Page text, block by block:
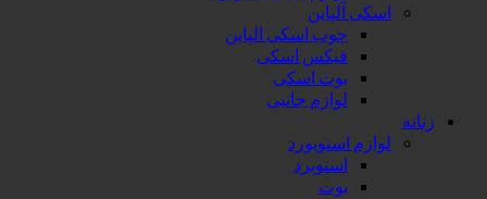
اسکی آلپاین
چوب اسکی الپاین
فیکس اسکی
بوت اسکی
لوازم جانبی
زنانه
لوازم اسنوبورد
اسنوبرد
بوت